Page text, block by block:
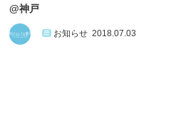
@神戸
お知らせ 2018.07.03